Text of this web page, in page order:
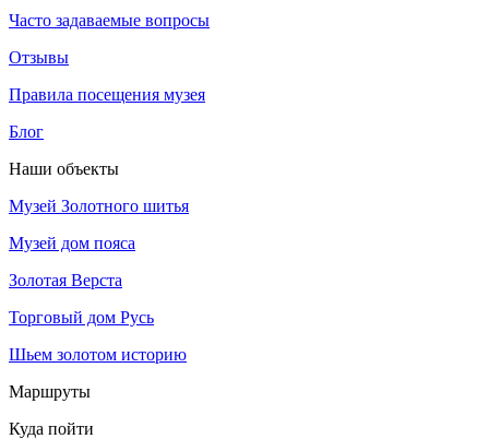
Часто задаваемые вопросы
Отзывы
Правила посещения музея
Блог
Наши объекты
Музей Золотного шитья
Музей дом пояса
Золотая Верста
Торговый дом Русь
Шьем золотом историю
Маршруты
Куда пойти